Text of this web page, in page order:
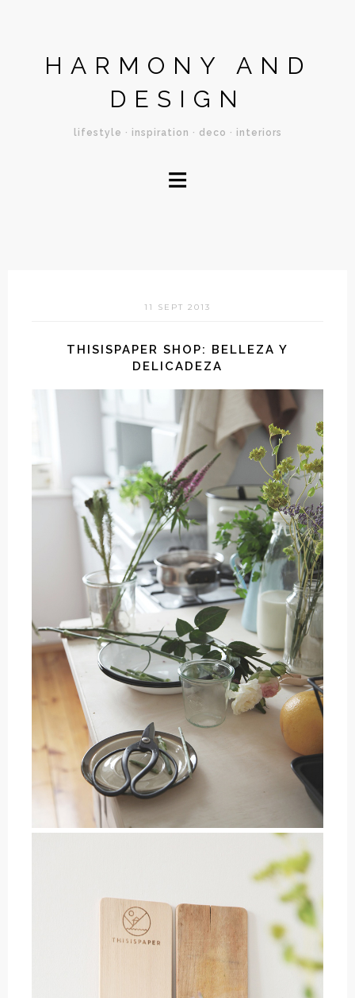
HARMONY AND
DESIGN
lifestyle · inspiration · deco · interiors
≡
11 SEPT 2013
THISISPAPER SHOP: BELLEZA Y
DELICADEZA